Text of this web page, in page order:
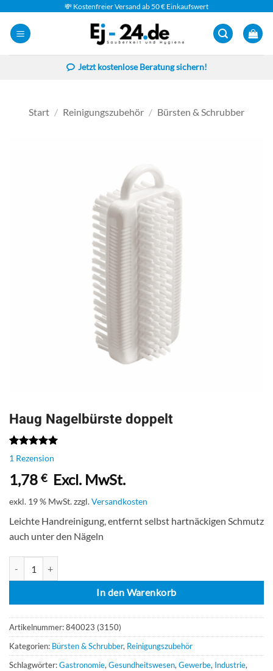
Inhalt
springen
💸 Kostenfreier Versand ab 50 € Einkaufswert
Jetzt kostenlose Beratung sichern!
Start / Reinigungszubehör / Bürsten & Schrubber
Haug Nagelbürste doppelt
Bewertet
mit5.00
von 5,
basierend
1
Kundenbewertung
1 Rezension
1,78 € Excl. MwSt.
exkl. 19 % MwSt.zzgl.Versandkosten
Leichte Handreinigung, entfernt selbst hartnäckigen Schmutz
auch unter den Nägeln
In den Warenkorb
Artikelnummer:840023 (3150)
Kategorien: Bürsten & Schrubber, Reinigungszubehör
Schlagwörter:Gastronomie, Gesundheitswesen, Gewerbe, Industrie,